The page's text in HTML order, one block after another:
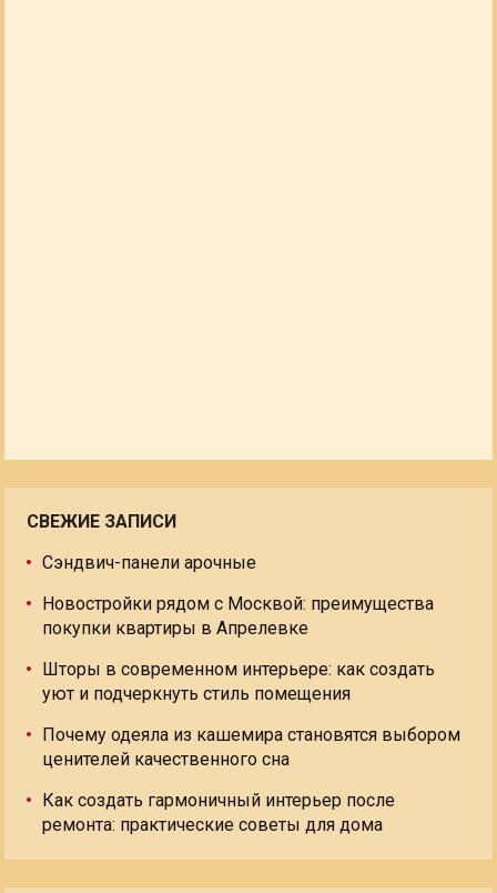
СВЕЖИЕ ЗАПИСИ
Сэндвич-панели арочные
Новостройки рядом с Москвой: преимущества
покупки квартиры в Апрелевке
Шторы в современном интерьере: как создать
уют и подчеркнуть стиль помещения
Почему одеяла из кашемира становятся выбором
ценителей качественного сна
Как создать гармоничный интерьер после
ремонта: практические советы для дома